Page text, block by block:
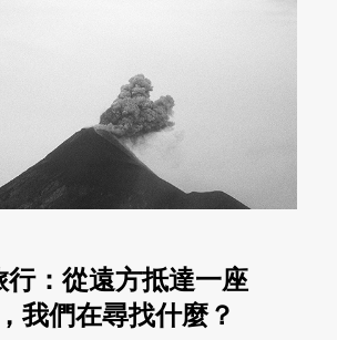
行：從遠方抵達一座
我們在尋找什麼？